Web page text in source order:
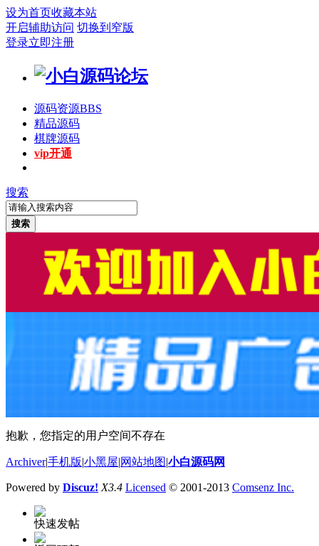
设为首页收藏本站
开启辅助访问 切换到窄版
登录立即注册
源码资源BBS
精品源码
棋牌源码
vip开通
搜索
搜索
抱歉，您指定的用户空间不存在
Archiver|手机版 小黑屋 网站地图 小白源码网
Powered by Discuz! X3.4 Licensed © 2001-2013 Comsenz Inc.
快速发帖